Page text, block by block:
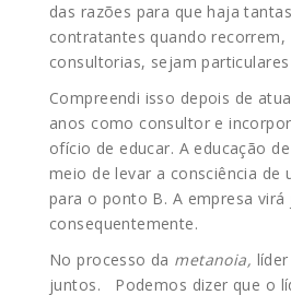
das razões para que haja
contratantes quando recorrem,
consultorias, sejam
Compreendi isso depois de
anos como consultor e
ofício de educar. A educação
meio de levar a consciência de
para o ponto B. A empresa virá
consequentemente.
No processo da metanoia,
juntos. Podemos dizer que o